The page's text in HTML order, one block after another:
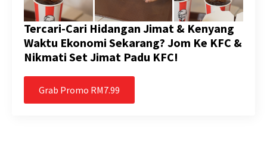
Tercari-Cari Hidangan Jimat & Kenyang
Waktu Ekonomi Sekarang? Jom Ke KFC &
Nikmati Set Jimat Padu KFC!
Grab Promo RM7.99